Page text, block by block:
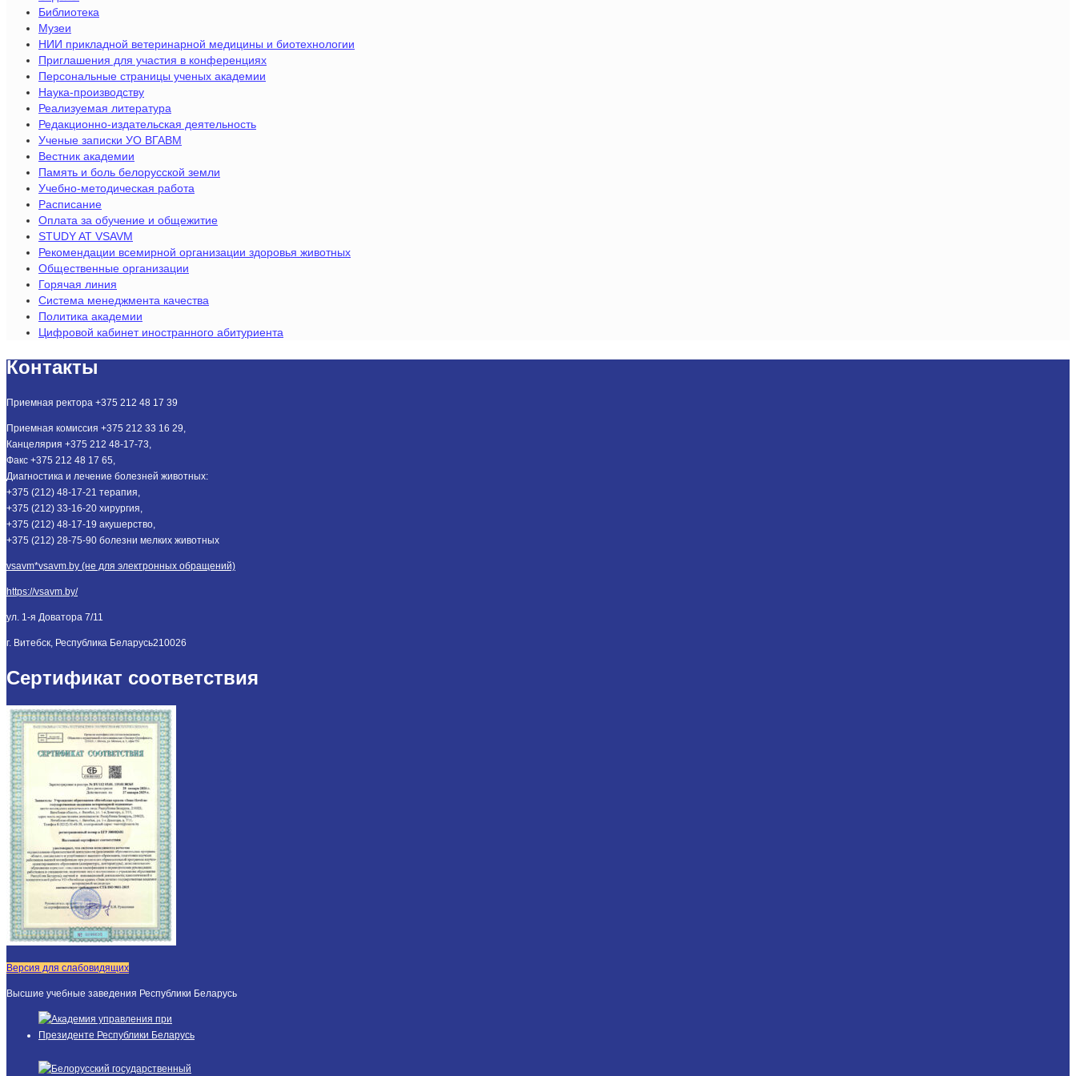
Библиотека
Музеи
НИИ прикладной ветеринарной медицины и биотехнологии
Приглашения для участия в конференциях
Персональные страницы ученых академии
Наука-производству
Реализуемая литература
Редакционно-издательская деятельность
Ученые записки УО ВГАВМ
Вестник академии
Память и боль белорусской земли
Учебно-методическая работа
Расписание
Оплата за обучение и общежитие
STUDY AT VSAVM
Рекомендации всемирной организации здоровья животных
Общественные организации
Горячая линия
Система менеджмента качества
Политика академии
Цифровой кабинет иностранного абитуриента
Контакты
Приемная ректора +375 212 48 17 39
Приемная комиссия +375 212 33 16 29,
Канцелярия +375 212 48-17-73,
Факс +375 212 48 17 65,
Диагностика и лечение болезней животных:
+375 (212) 48-17-21 терапия,
+375 (212) 33-16-20 хирургия,
+375 (212) 48-17-19 акушерство,
+375 (212) 28-75-90 болезни мелких животных
vsavm*vsavm.by (не для электронных обращений)
https://vsavm.by/
ул. 1-я Доватора 7/11
г. Витебск, Республика Беларусь210026
Сертификат соответствия
Версия для слабовидящих
Высшие учебные заведения Республики Беларусь